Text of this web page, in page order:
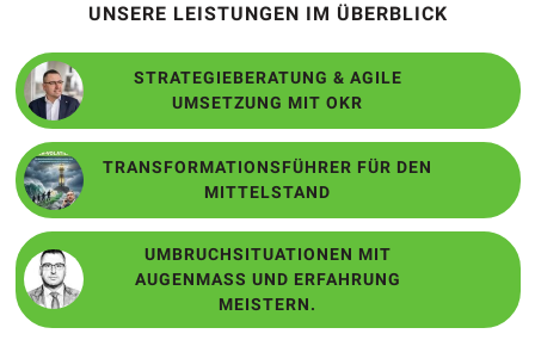
UNSERE LEISTUNGEN IM ÜBERBLICK
STRATEGIEBERATUNG & AGILE
UMSETZUNG MIT OKR
TRANSFORMATIONSFÜHRER FÜR DEN
MITTELSTAND
UMBRUCHSITUATIONEN MIT
AUGENMASS UND ERFAHRUNG M
EISTERN.